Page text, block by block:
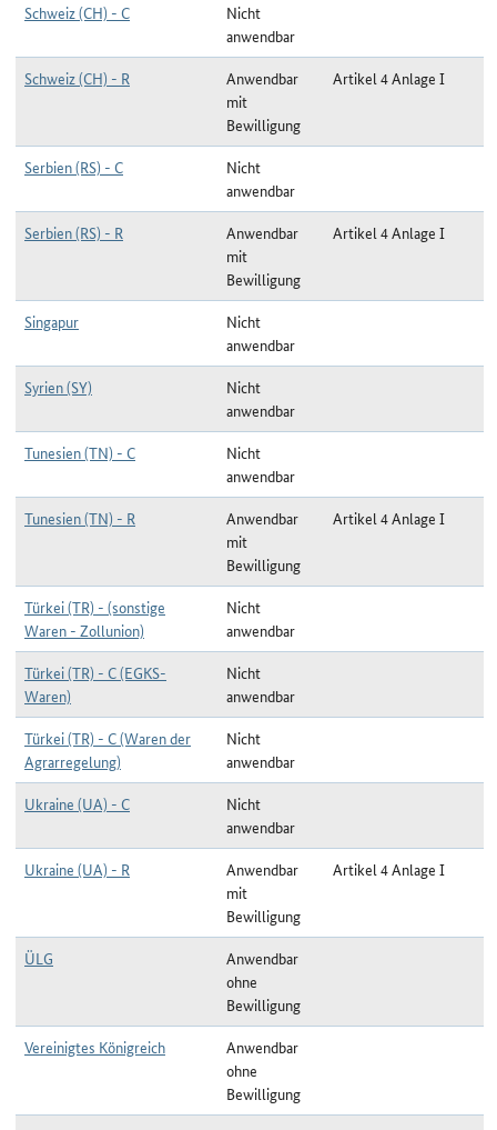
Schweiz (CH) - C
Nicht
anwendbar
Schweiz (CH) - R
Anwendbar
mit
Bewilligung
Artikel 4 Anlage I
Serbien (RS) - C
Nicht
anwendbar
Serbien (RS) - R
Anwendbar
mit
Bewilligung
Artikel 4 Anlage I
Singapur
Nicht
anwendbar
Syrien (SY)
Nicht
anwendbar
Tunesien (TN) - C
Nicht
anwendbar
Tunesien (TN) - R
Anwendbar
mit
Bewilligung
Artikel 4 Anlage I
Türkei (TR) - (sonstige
Waren - Zollunion)
Nicht
anwendbar
Türkei (TR) - C (EGKS-
Waren)
Nicht
anwendbar
Türkei (TR) - C (Waren der
Agrarregelung)
Nicht
anwendbar
Ukraine (UA) - C
Nicht
anwendbar
Ukraine (UA) - R
Anwendbar
mit
Bewilligung
Artikel 4 Anlage I
ÜLG
Anwendbar
ohne
Bewilligung
Vereinigtes Königreich
Anwendbar
ohne
Bewilligung